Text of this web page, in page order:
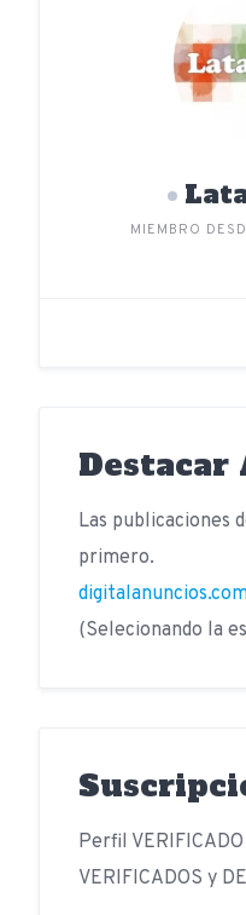
MIEMBRO
Destacar
Las publicaciones
primero.
(Selecionando la
Perfil
VERIFICADOS y